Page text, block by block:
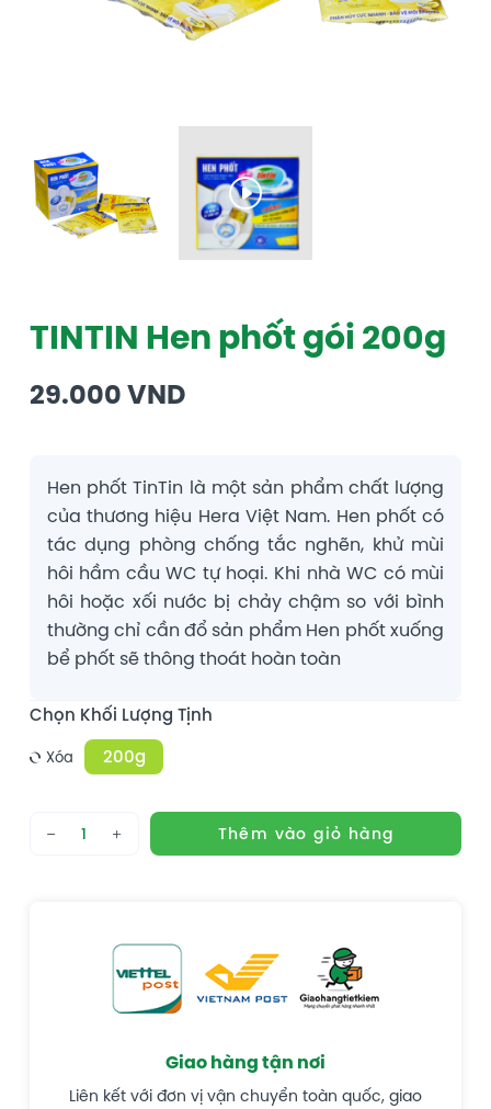
TINTIN Hen phốt gói 200g
29.000VND
Hen phốt TinTin là một sản phẩm chất lượng
của thương hiệu Hera Việt Nam. Hen phốt có
tác dụng phòng chống tắc nghẽn, khử mùi
hôi hầm cầu WC tự hoại. Khi nhà WC có mùi
hôi hoặc xối nước bị chảy chậm so với bình
thường chỉ cần đổ sản phẩm Hen phốt xuống
bể phốt sẽ thông thoát hoàn toàn
Khối Lượng Tịnh
Xóa 200g
Thêm vào giỏ hàng
Giao hàng tận nơi
Liên kết với đơn vị vận chuyển toàn quốc, giao